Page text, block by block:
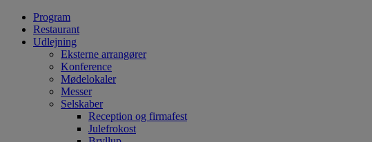
Program
Restaurant
Udlejning
Eksterne arrangører
Konference
Mødelokaler
Messer
Selskaber
Reception og firmafest
Julefrokost